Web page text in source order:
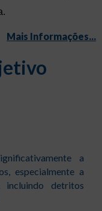
Mais Informações...
a
especialmente a
incluindo detritos